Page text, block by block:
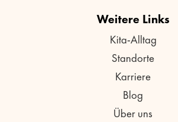
Weitere Links
Kita-Alltag
Standorte
Karriere
Blog
Über uns